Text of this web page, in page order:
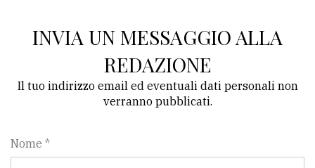
Cookie
INVIA UN MESSAGGIO ALLA
REDAZIONE
Il tuo indirizzo email ed eventuali dati personali non
verranno pubblicati.
Nome *